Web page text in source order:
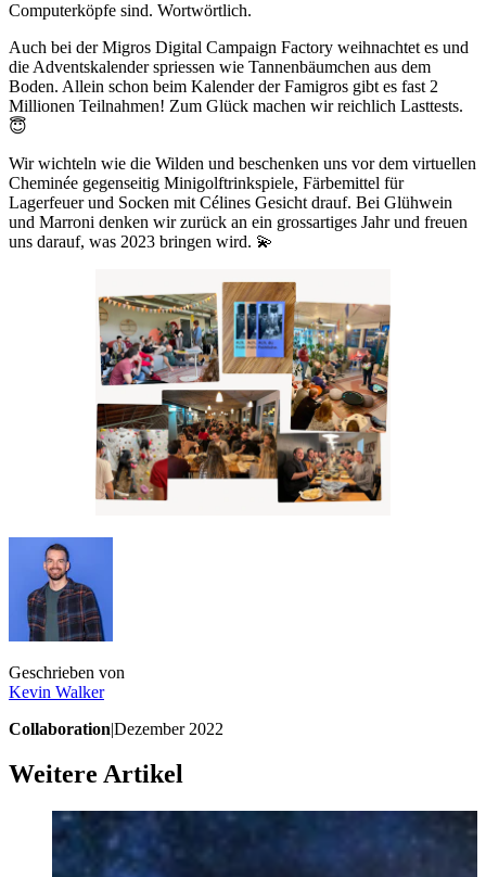
Computerköpfe sind. Wortwörtlich.
Auch bei der Migros Digital Campaign Factory weihnachtet es und
die Adventskalender spriessen wie Tannenbäumchen aus dem
Boden. Allein schon beim Kalender der Famigros gibt es fast 2
Millionen Teilnahmen! Zum Glück machen wir reichlich Lasttests.
😇
Wir wichteln wie die Wilden und beschenken uns vor dem virtuellen
Cheminée gegenseitig Minigolftrinkspiele, Färbemittel für
Lagerfeuer und Socken mit Célines Gesicht drauf. Bei Glühwein
und Marroni denken wir zurück an ein grossartiges Jahr und freuen
uns darauf, was 2023 bringen wird. 💫
Geschrieben von
Kevin Walker
Collaboration|Dezember 2022
Weitere Artikel